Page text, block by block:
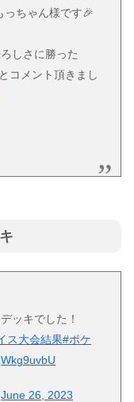
っちゃん様です🎉
しさに勝った
コメント頂きまし
ッキでした！
ス大会結果#ポケ
June 26, 2023